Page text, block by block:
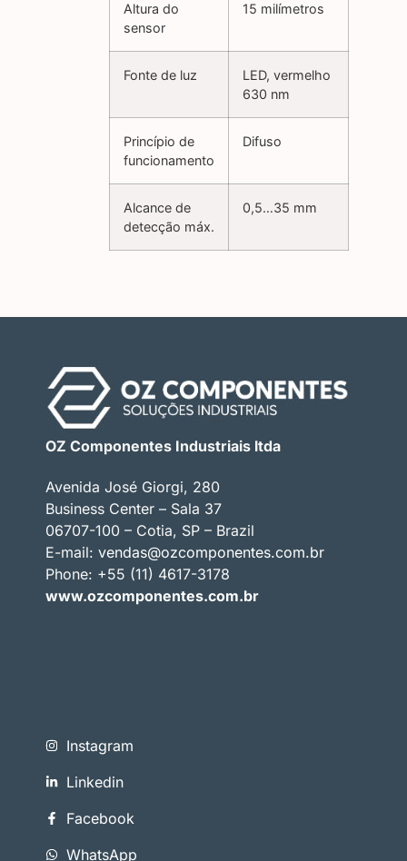
Altura do
sensor
15 milímetros
Fonte de luz
LED, vermelho
630 nm
Princípio de
funcionamento
Difuso
Alcance de
detecção máx.
0,5…35 mm
OZ Componentes Industriais ltda
Avenida José Giorgi, 280
Business Center – Sala 37
06707-100 – Cotia, SP – Brazil
E-mail: vendas@ozcomponentes.com.br
Phone: +55 (11) 4617-3178
www.ozcomponentes.com.br
Instagram
Linkedin
Facebook
WhatsApp